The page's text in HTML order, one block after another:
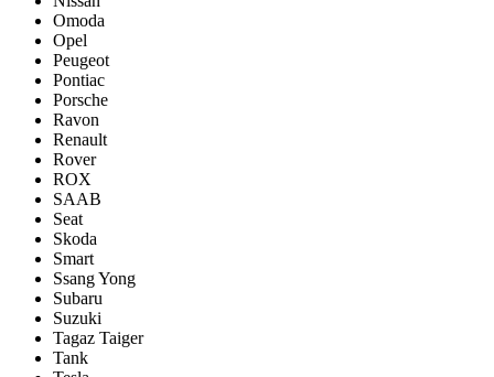
Omoda
Opel
Peugeot
Pontiac
Porsсhe
Ravon
Renault
Rover
ROX
SAAB
Seat
Skoda
Smart
Ssang Yong
Subaru
Suzuki
Tagaz Taiger
Tank